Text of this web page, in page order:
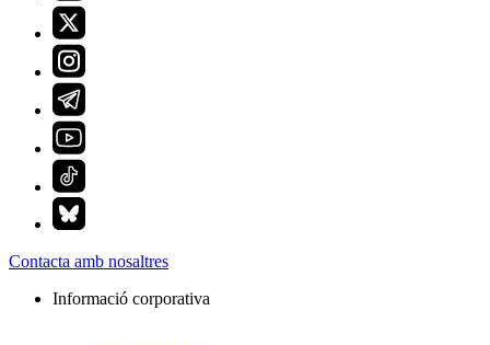
Contacta amb nosaltres
Informació corporativa